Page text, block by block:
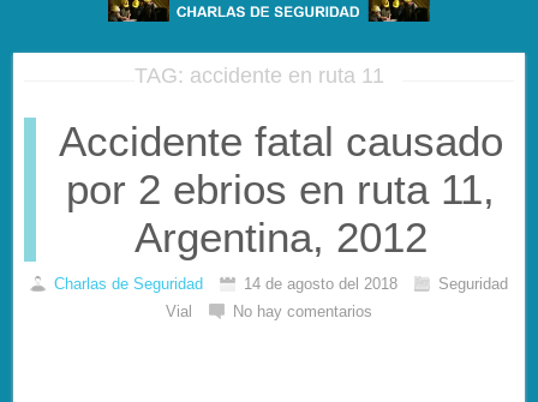
TAG: accidente en ruta 11
Accidente fatal causado
por 2 ebrios en ruta 11,
Argentina, 2012
Charlas de Seguridad 14 de agosto del 2018
Seguridad
Vial
No hay comentarios